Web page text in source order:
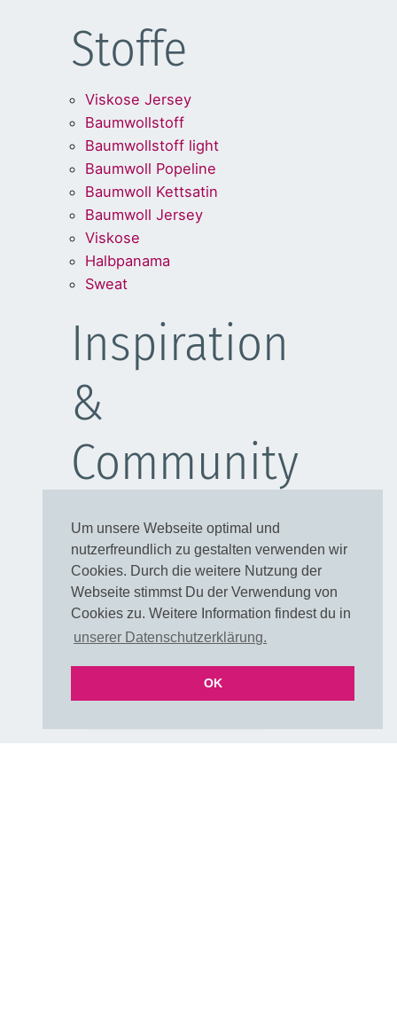
Um unsere Webseite optimal und
nutzerfreundlich zu gestalten verwenden wir
Cookies. Durch die weitere Nutzung der
Webseite stimmst Du der Verwendung von
Cookies zu. Weitere Information findest du in
unserer Datenschutzerklärung.
OK
Stoffe
Viskose Jersey
Baumwollstoff
Baumwollstoff light
Baumwoll Popeline
Baumwoll Kettsatin
Baumwoll Jersey
Viskose
Halbpanama
Sweat
Inspiration
&
Community
Kleider
Blusen
Taschen
Rechtliches